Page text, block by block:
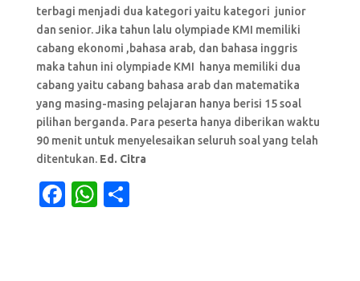
terbagi menjadi dua kategori yaitu kategori junior
dan senior. Jika tahun lalu olympiade KMI memiliki
cabang ekonomi ,bahasa arab, dan bahasa inggris
maka tahun ini olympiade KMI hanya memiliki dua
cabang yaitu cabang bahasa arab dan matematika
yang masing-masing pelajaran hanya berisi 15 soal
pilihan berganda. Para peserta hanya diberikan waktu
90 menit untuk menyelesaikan seluruh soal yang telah
ditentukan. Ed. Citra
F
W